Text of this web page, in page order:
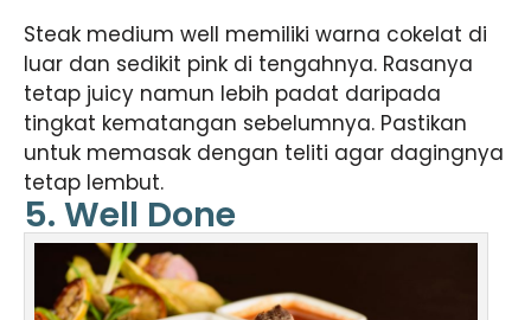
Steak medium well memiliki warna cokelat di
luar dan sedikit pink di tengahnya. Rasanya
tetap juicy namun lebih padat daripada
tingkat kematangan sebelumnya. Pastikan
untuk memasak dengan teliti agar dagingnya
tetap lembut.
5. Well Done